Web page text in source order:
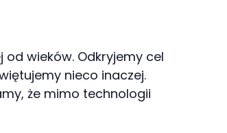
wieków. Odkryjemy cel
nieco inaczej.
że mimo technologii